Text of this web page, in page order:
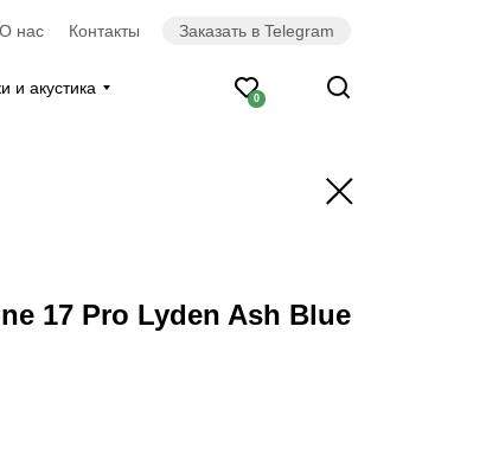
О нас Контакты
и акустика
0
Заказать в Telegram
17 Pro Lyden Ash Blue